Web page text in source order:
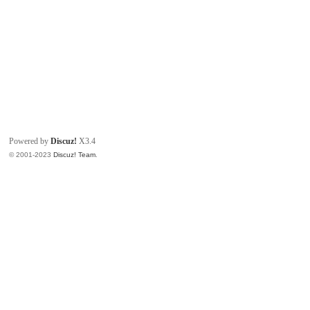
Powered byDiscuz! X3.4
© 2001-2023Discuz! Team